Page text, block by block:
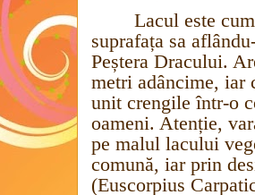
Lacul este
suprafața sa
Peștera Dracului.
metri adâncime, iar
unit crengile într-o
oameni. Atenție,
pe malul lacului
comună, iar prin
(Euscorpius